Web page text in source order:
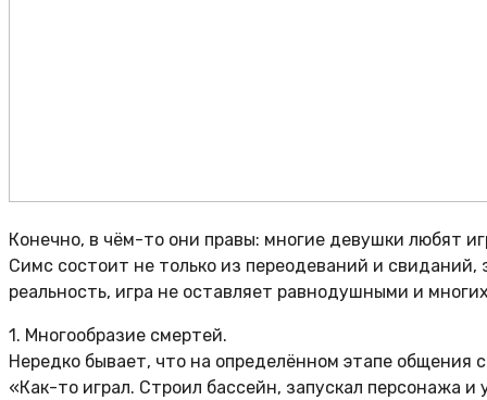
Конечно, в чём-то они правы: многие девушки любят
Симс состоит не только из переодеваний и
реальность, игра не оставляет равнодушными и
1. Многообразие смертей.
Нередко бывает, что на определённом этапе общения
«Как-то играл. Строил бассейн, запускал персонажа и